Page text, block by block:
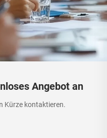
Angebot an
Kürze kontaktieren.